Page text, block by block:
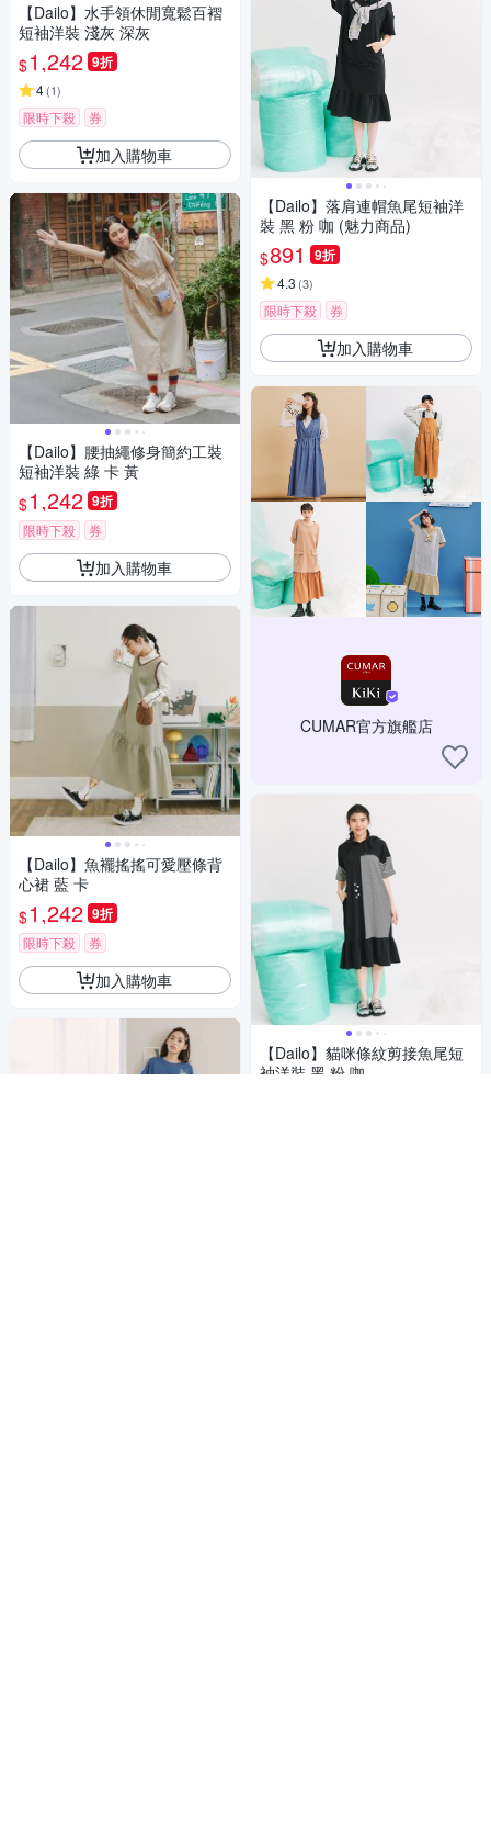
【Dailo】水手領休閒寬鬆百褶
短袖洋裝 淺灰 深灰
$1,242 9折
4(1)
限時下殺 券
加入購物車
【Dailo】腰抽繩修身簡約工裝
短袖洋裝 綠 卡 黃
$1,242 9折
限時下殺 券
加入購物車
【Dailo】魚襬搖搖可愛壓條背
心裙 藍 卡
$1,242 9折
限時下殺 券
加入購物車
【Dailo】落肩連帽魚尾短袖洋
裝 黑 粉 咖 (魅力商品)
$891 9折
4.3 (3)
限時下殺 券
加入購物車
CUMAR官方旗艦店
【Dailo】貓咪條紋剪接魚尾短
袖洋裝 黑 粉 咖